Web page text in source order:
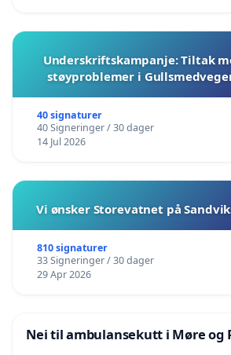
Underskriftskampanje: Tiltak
støyproblemer i
40 signaturer
40 Signeringer / 30 dager
14 Jul 2026
Vi ønsker Storevatnet på
810 signaturer
33 Signeringer / 30 dager
29 Apr 2026
Nei til ambulansekutt i Møre og